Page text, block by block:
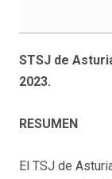
STSJ de
2023.
RESUMEN
El TSJ de